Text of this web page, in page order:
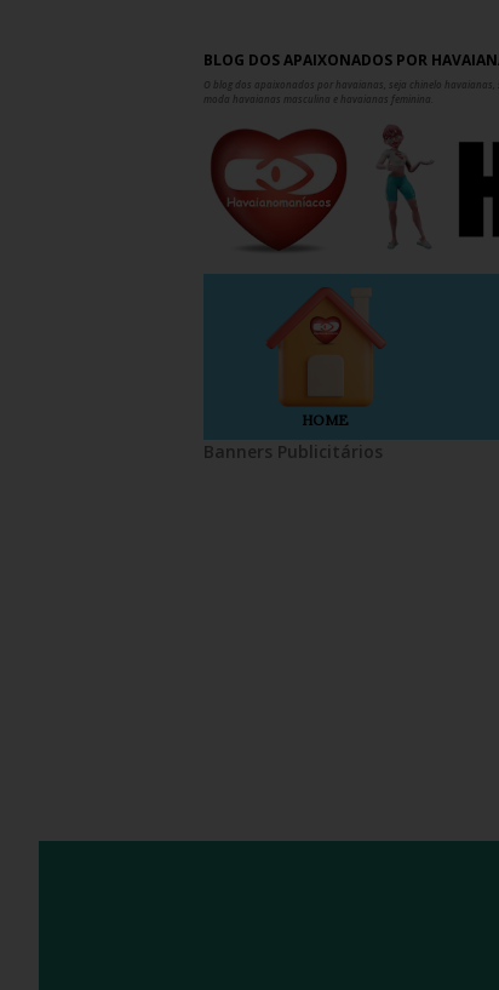
BLOG DOS APAIXONADOS POR
O blog dos apaixonados por havaianas, seja chinelo
moda havaianas masculina e havaianas feminina.
HOME
Banners Publicitários